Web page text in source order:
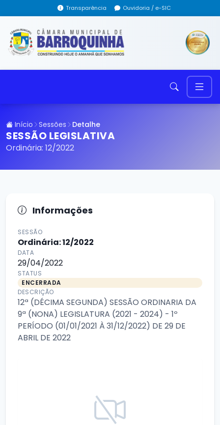
Transparência Ouvidoria / e-SIC
Início Sessões Detalhe
SESSÃO LEGISLATIVA
Ordinária: 12/2022
Informações
SESSÃO
Ordinária: 12/2022
DATA
29/04/2022
STATUS
ENCERRADA
DESCRIÇÃO
12ª (DÉCIMA SEGUNDA) SESSÃO ORDINARIA DA
9ª (NONA) LEGISLATURA (2021 - 2024) - 1º
PERÍODO (01/01/2021 À 31/12/2022) DE 29 DE
ABRIL DE 2022